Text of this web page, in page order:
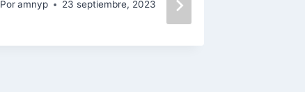
Por amnyp 23 septiembre, 2023